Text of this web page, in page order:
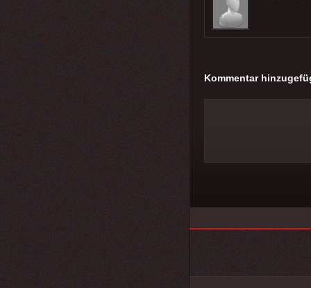
Kommentar